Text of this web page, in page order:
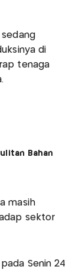
di
tenaga
Bahan
masih
sektor
Senin 24